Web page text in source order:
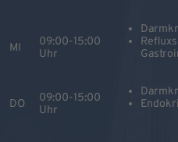
MI
09:00-15:00
Uhr
DO
09:00-15:00
Uhr